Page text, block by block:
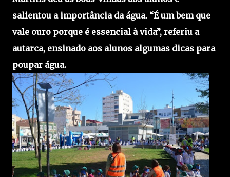
salientou a importância da água. “É um bem que
vale ouro porque é essencial à vida”, referiu a
autarca, ensinado aos alunos algumas dicas para
poupar água.